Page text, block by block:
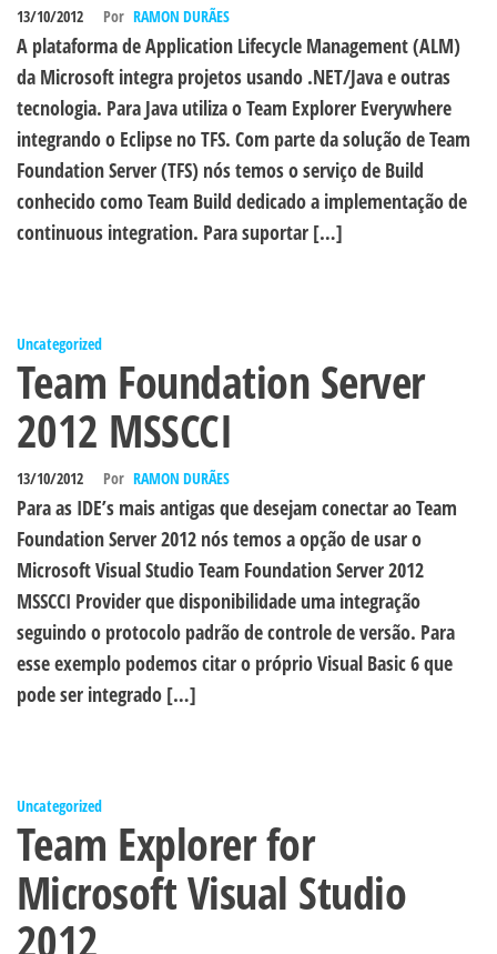
13/10/2012 Por RAMON DURÃES
A plataforma de Application Lifecycle Management (ALM)
da Microsoft integra projetos usando .NET/Java e outras
tecnologia. Para Java utiliza o Team Explorer Everywhere
integrando o Eclipse no TFS. Com parte da solução de Team
Foundation Server (TFS) nós temos o serviço de Build
conhecido como Team Build dedicado a implementação de
continuous integration. Para suportar […]
Uncategorized
Team Foundation Server
2012 MSSCCI
13/10/2012 Por RAMON DURÃES
Para as IDE’s mais antigas que desejam conectar ao Team
Foundation Server 2012 nós temos a opção de usar o
Microsoft Visual Studio Team Foundation Server 2012
MSSCCI Provider que disponibilidade uma integração
seguindo o protocolo padrão de controle de versão. Para
esse exemplo podemos citar o próprio Visual Basic 6 que
pode ser integrado […]
Uncategorized
Team Explorer for
Microsoft Visual Studio
2012